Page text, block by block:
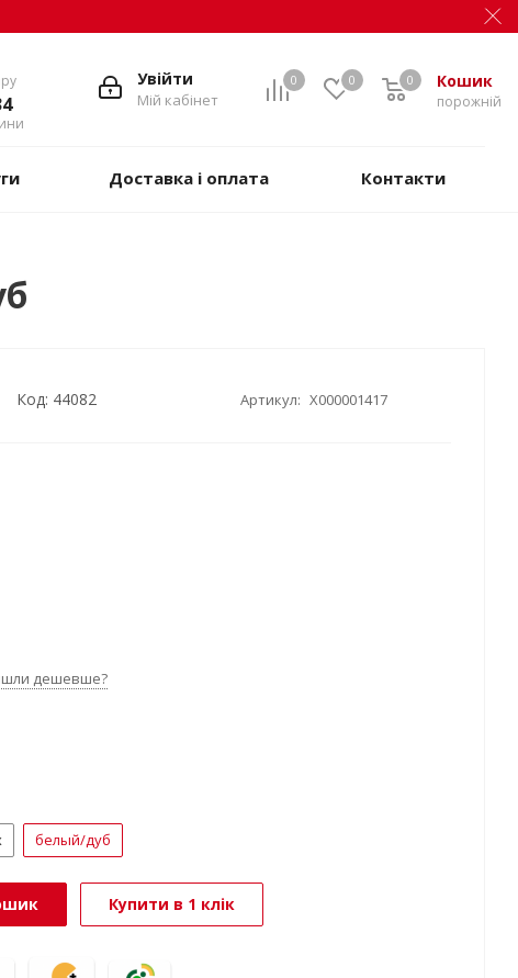
0 0 Кошик
порожній
0
Увійти
Мій кабінет
Доставка і оплата Контакти
Код: 44082 Артикул: X000001417
дешевше?
белый/дуб
Купити в 1 клік